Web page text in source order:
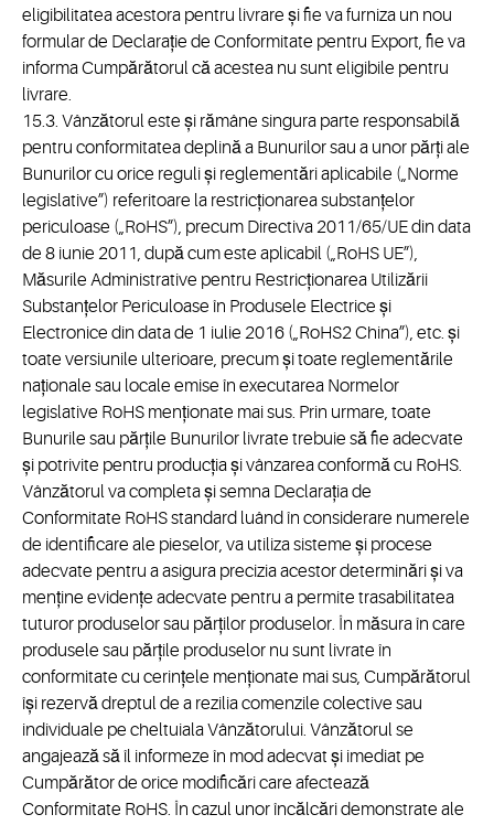
eligibilitatea acestora pentru livrare și fie va furniza un nou
formular de Declarație de Conformitate pentru Export, fie va
informa Cumpărătorul că acestea nu sunt eligibile pentru
livrare.
15.3. Vânzătorul este și rămâne singura parte responsabilă
pentru conformitatea deplină a Bunurilor sau a unor părți ale
Bunurilor cu orice reguli și reglementări aplicabile („Norme
legislative”) referitoare la restricționarea substanțelor
periculoase („RoHS”), precum Directiva 2011/65/UE din data
de 8 iunie 2011, după cum este aplicabil („RoHS UE”),
Măsurile Administrative pentru Restricționarea Utilizării
Substanțelor Periculoase în Produsele Electrice și
Electronice din data de 1 iulie 2016 („RoHS2 China”), etc. și
toate versiunile ulterioare, precum și toate reglementările
naționale sau locale emise în executarea Normelor
legislative RoHS menționate mai sus. Prin urmare, toate
Bunurile sau părțile Bunurilor livrate trebuie să fie adecvate
și potrivite pentru producția și vânzarea conformă cu RoHS.
Vânzătorul va completa și semna Declarația de
Conformitate RoHS standard luând în considerare numerele
de identificare ale pieselor, va utiliza sisteme și procese
adecvate pentru a asigura precizia acestor determinări și va
menține evidențe adecvate pentru a permite trasabilitatea
tuturor produselor sau părților produselor. În măsura în care
produsele sau părțile produselor nu sunt livrate în
conformitate cu cerințele menționate mai sus, Cumpărătorul
își rezervă dreptul de a rezilia comenzile colective sau
individuale pe cheltuiala Vânzătorului. Vânzătorul se
angajează să îl informeze în mod adecvat și imediat pe
Cumpărător de orice modificări care afectează
Conformitate RoHS. În cazul unor încălcări demonstrate ale